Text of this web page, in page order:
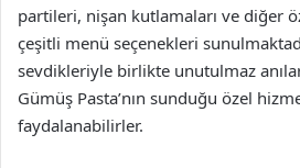
partileri, nişan kutlamaları ve diğer
çeşitli menü seçenekleri
sevdikleriyle birlikte unutulmaz
Gümüş Pasta’nın sunduğu özel
faydalanabilirler.